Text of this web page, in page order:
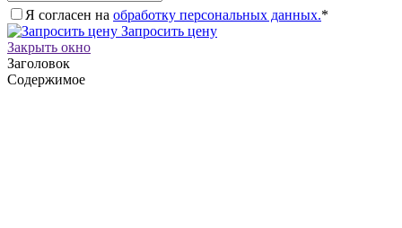
Я согласен на обработку персональных данных.*
Запросить цену
Закрыть окно
Заголовок
Содержимое